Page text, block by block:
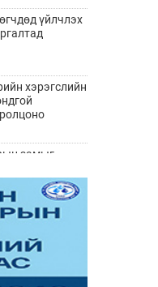
үйлчлэх
хэрэгслийн
замыг
шугамын